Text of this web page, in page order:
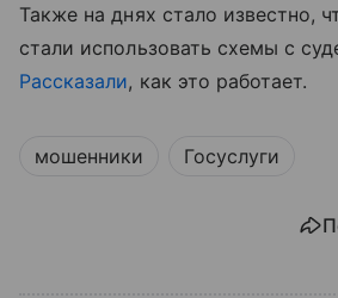
Также на днях стало известно,
стали использовать схемы с
Рассказали, как это работает.
мошенники Госуслуги